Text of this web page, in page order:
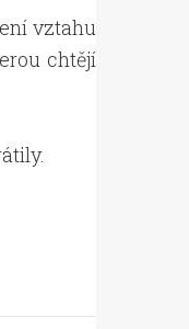
vztahu
chtějí